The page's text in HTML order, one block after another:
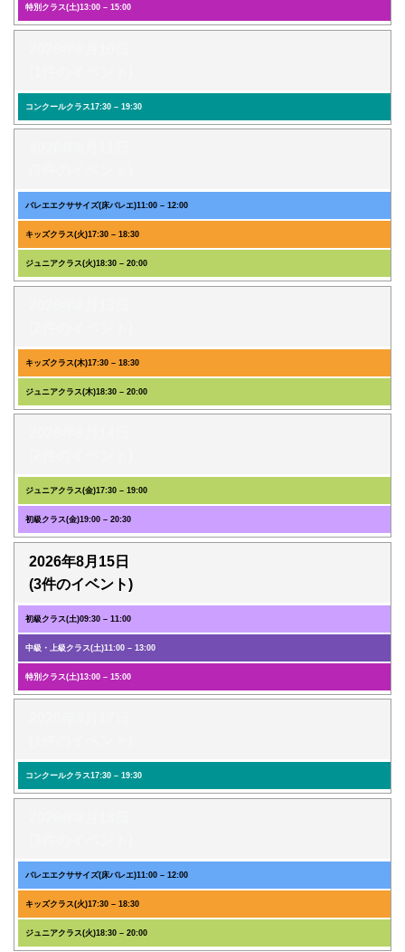
特別クラス(土)13:00 – 15:00
コンクールクラス17:30 – 19:30
バレエエクササイズ(床バレエ)11:00 – 12:00
キッズクラス(火)17:30 – 18:30
ジュニアクラス(火)18:30 – 20:00
キッズクラス(木)17:30 – 18:30
ジュニアクラス(木)18:30 – 20:00
ジュニアクラス(金)17:30 – 19:00
初級クラス(金)19:00 – 20:30
2026年8月15日
(3件のイベント)
初級クラス(土)09:30 – 11:00
中級・上級クラス(土)11:00 – 13:00
特別クラス(土)13:00 – 15:00
コンクールクラス17:30 – 19:30
バレエエクササイズ(床バレエ)11:00 – 12:00
キッズクラス(火)17:30 – 18:30
ジュニアクラス(火)18:30 – 20:00